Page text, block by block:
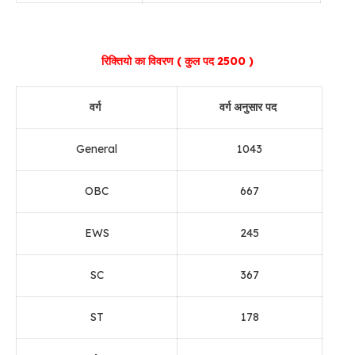
रिक्तियो का विवरण ( कुल पद 2500 )
वर्ग वर्ग अनुसार पद
General 1043
OBC 667
EWS 245
SC 367
ST 178